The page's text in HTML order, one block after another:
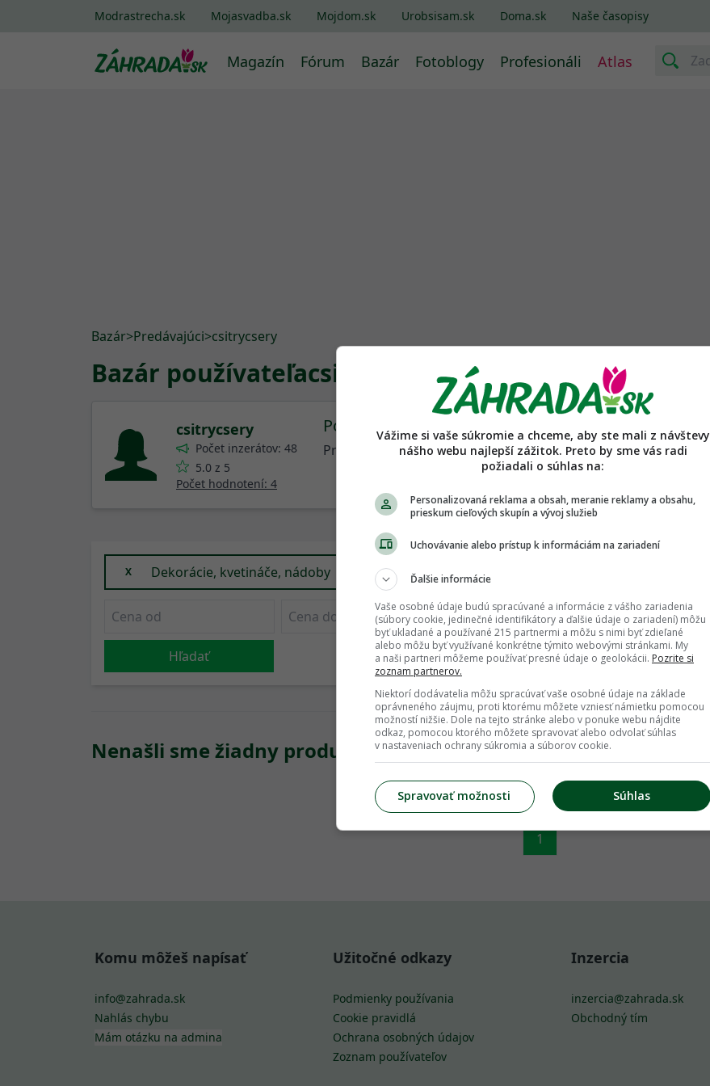
Modrastrecha.sk Mojasvadba.sk Mojdom.sk Urobsisam.sk Doma.sk Naše časopisy
Magazín Fórum Bazár Fotoblogy Profesionáli Atlas
Bazár>Predávajúci>csitrycsery
Bazár používateľacsitrycsery
csitrycsery
Počet inzerátov: 48
5.0 z 5
Počet hodnotení: 4
Podmienky predaja používateľa
Predávajúci nemá vyplnený popis a pravidlá.
X Dekorácie, kvetináče, nádoby
Hľadať
Nenašli sme žiadny produkt
1
Komu môžeš napísať
info@zahrada.sk
Nahlás chybu
Mám otázku na admina
Užitočné odkazy
Podmienky používania
Cookie pravidlá
Ochrana osobných údajov
Zoznam používateľov
Inzercia
inzercia@zahrada.sk
Obchodný tím
Vážime si vaše súkromie a chceme, aby ste mali z návštevy
nášho webu najlepší zážitok. Preto by sme vás radi
požiadali o súhlas na:
Personalizovaná reklama a obsah, meranie reklamy a obsahu,
prieskum cieľových skupín a vývoj služieb
Uchovávanie alebo prístup k informáciám na zariadení
Ďalšie informácie
Vaše osobné údaje budú spracúvané a informácie z vášho zariadenia
(súbory cookie, jedinečné identifikátory a ďalšie údaje o zariadení) môžu
byť ukladané a používané 215 partnermi a môžu s nimi byť zdieľané
alebo môžu byť využívané konkrétne týmito webovými stránkami. My
a naši partneri môžeme používať presné údaje o geolokácii. Pozrite si
zoznam partnerov.
Niektorí dodávatelia môžu spracúvať vaše osobné údaje na základe
oprávneného záujmu, proti ktorému môžete vzniesť námietku pomocou
možností nižšie. Dole na tejto stránke alebo v ponuke webu nájdite
odkaz, pomocou ktorého môžete spravovať alebo odvolať súhlas
v nastaveniach ochrany súkromia a súborov cookie.
Súhlas
Spravovať možnosti